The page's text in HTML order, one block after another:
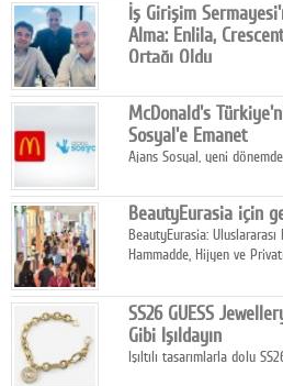
İş Girişim
Alma: Enlila,
Ortağı Oldu
stratejisini uluslararası
tamamladı.
McDonald's
Sosyal'e Emanet
Ajans Sosyal, yeni
BeautyEurasia için
BeautyEurasia:
Hammadde, Hijyen ve
SS26 GUESS
Gibi Işıldayın
Işıltılı tasarımlarla dolu